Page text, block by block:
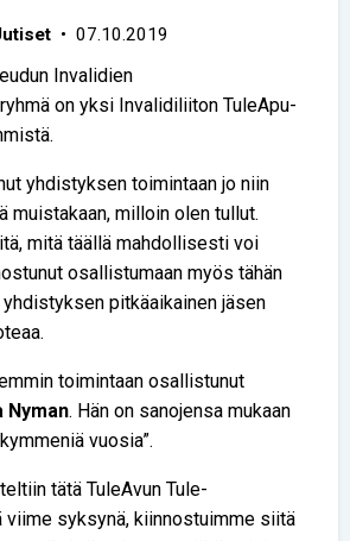
• 07.10.2019
Invalidien
on yksi Invalidiliiton TuleApu-
yhdistyksen toimintaan jo niin
muistakaan, milloin olen tullut.
mitä täällä mahdollisesti voi
osallistumaan myös tähän
yhdistyksen pitkäaikainen jäsen
toimintaan osallistunut
Nyman. Hän on sanojensa mukaan
vuosia”.
tätä TuleAvun Tule-
viime syksynä, kiinnostuimme siitä